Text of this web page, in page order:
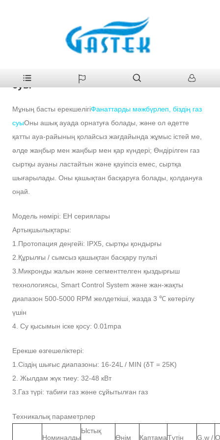
Фанаттарды мәжбүрлеп,
суы
Мұның басты ерекшелігіФанаттарды мәжбүрлеп, біздің газ
суыОны ашық ауада орнатуға болады, және ол әдетте
қатты ауа-райының қолайсыз жағдайында жұмыс істей ме,
әлде жаңбыр мен жаңбыр мен қар күндері; Өндірілген газ
сыртқы ауаны ластайтын және қауіпсіз емес, сыртқа
шығарылады. Оны қашықтан басқаруға болады, қолдануға
оңай.
Модель нөмірі: EH сериялары
Артықшылықтары:
1.Протопация деңгейі: IPX5, сыртқы қондырғы
2.Құрылғы / сымсыз қашықтан басқару пульті
3.Микронды жалын және сегменттелген қыздырғыш
технологиясы, Smart Control System және жан-жақты
диапазон 500-5000 RPM желдеткіші, жазда 3 ℃ көтерілу
үшін
4. Су қысымын іске қосу: 0.01mpa
Ерекше өзгешеліктері:
1.Сіздің шығыс диапазоны: 16-24L / MIN (δT = 25K)
2. Жылдам жүк тиеу: 32-48 кВт
3.Газ түрі: табиғи газ және сұйытылған газ
Техникалық параметрлер
Номиналды
Ыстық
Өнім
ҚаптамаТүтін
G.w /